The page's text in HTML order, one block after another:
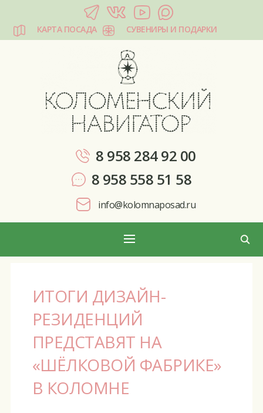
КАРТА ПОСАДА СУВЕНИРЫ И ПОДАРКИ
8 958 284 92 00
8 958 558 51 58
info@kolomnaposad.ru
ИТОГИ ДИЗАЙН-
РЕЗИДЕНЦИЙ
ПРЕДСТАВЯТ НА
«ШЁЛКОВОЙ ФАБРИКЕ»
В КОЛОМНЕ